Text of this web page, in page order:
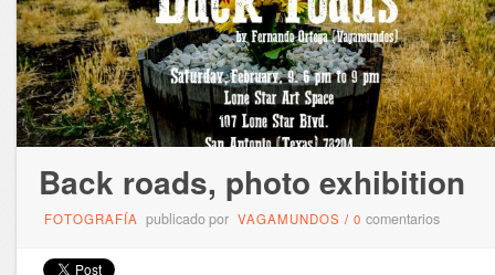
Back roads, photo exhibition
FOTOGRAFÍA publicado por VAGAMUNDOS / 0 comentarios